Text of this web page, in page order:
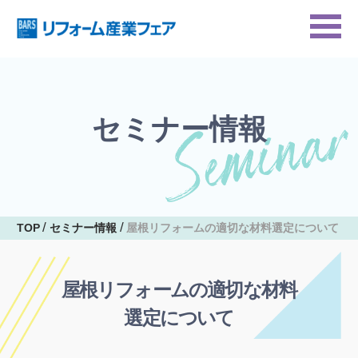
セミナー情報
TOP セミナー情報 屋根リフォームの適切な材料選定について
屋根リフォームの適切な材料
選定について